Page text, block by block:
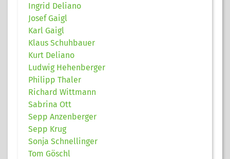
Ingrid Deliano
Josef Gaigl
Karl Gaigl
Klaus Schuhbauer
Kurt Deliano
Ludwig Hehenberger
Philipp Thaler
Richard Wittmann
Sabrina Ott
Sepp Anzenberger
Sepp Krug
Sonja Schnellinger
Tom Göschl